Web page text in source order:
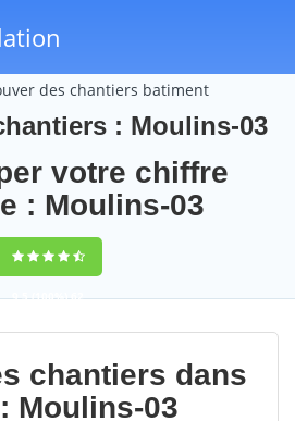
des chantiers batiment
: Moulins-03
votre chiffre
: Moulins-03
9,5(100%)62
votes
chantiers dans
Moulins-03